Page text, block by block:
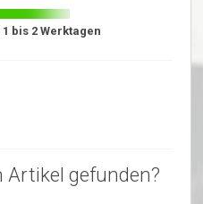
bis 2 Werktagen
Artikel gefunden?